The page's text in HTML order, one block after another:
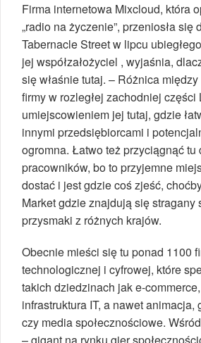
Firma internetowa Mixcloud, która
„radio na życzenie”, przeniosła się
Tabernacle Street w lipcu
jej współzałożyciel , wyjaśnia,
się właśnie tutaj. – Różnica
firmy w rozległej zachodniej części
umiejscowieniem jej tutaj, gdzie
innymi przedsiębiorcami i
ogromna. Łatwo też przyciągnąć tu
pracowników, bo to przyjemne
dostać i jest gdzie coś zjeść,
Market gdzie znajdują się stragany
przysmaki z różnych krajów.
Obecnie mieści się tu ponad 1100
technologicznej i cyfrowej, które
takich dziedzinach jak e-
infrastruktura IT, a nawet animacja,
czy media społecznościowe.